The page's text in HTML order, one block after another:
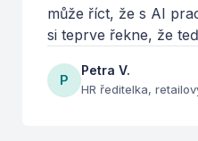
může říct, že s AI
si teprve řekne, že
P
Petra V.
HR ředitelka,